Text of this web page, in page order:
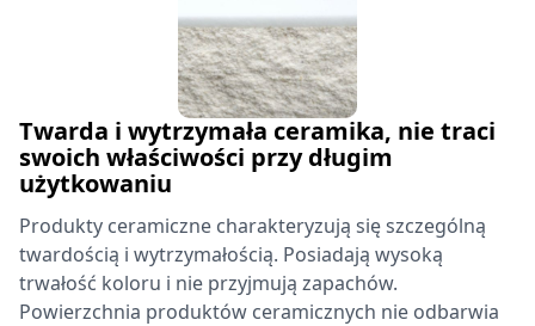
Twarda i wytrzymała ceramika, nie traci
swoich właściwości przy długim
użytkowaniu
Produkty ceramiczne charakteryzują się szczególną
twardością i wytrzymałością. Posiadają wysoką
trwałość koloru i nie przyjmują zapachów.
Powierzchnia produktów ceramicznych nie odbarwia